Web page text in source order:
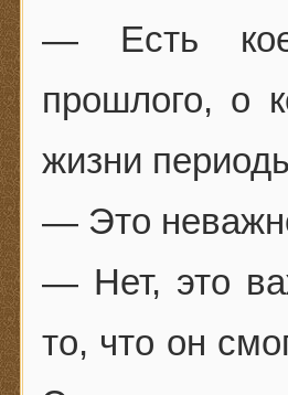
— Есть
прошлого, о
жизни
— Это
— Нет, это
то, что он